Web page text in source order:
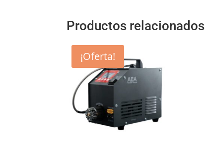
Productos relacionados
¡Oferta!